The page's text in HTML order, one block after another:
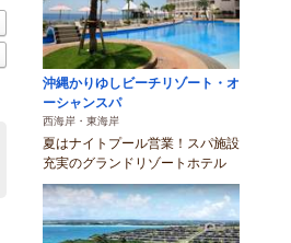
沖縄かりゆしビーチリゾート・オ
ーシャンスパ
西海岸・東海岸
夏はナイトプール営業！スパ施設
充実のグランドリゾートホテル